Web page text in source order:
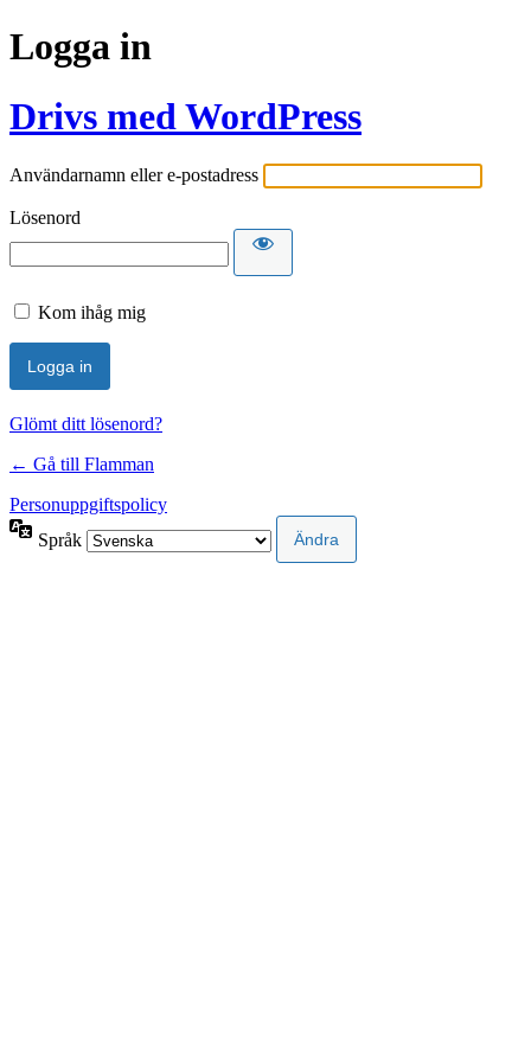
Logga in
Drivs med WordPress
Användarnamn eller e-postadress
Lösenord
Kom ihåg mig
Glömt ditt lösenord?
← Gå till Flamman
Personuppgiftspolicy
Språk